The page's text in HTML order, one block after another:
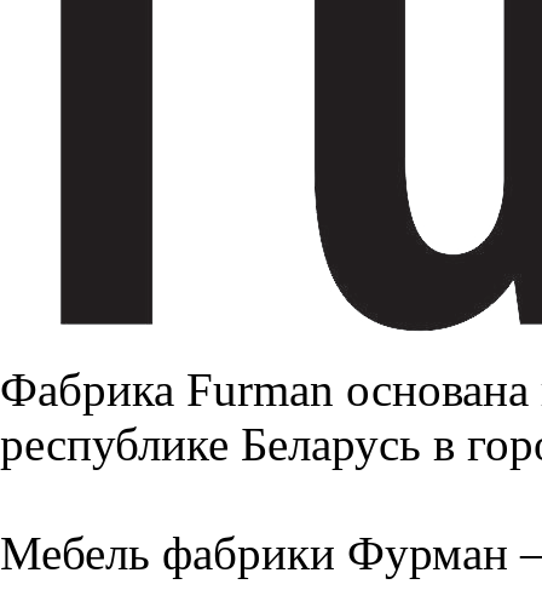
Фабрика Furman
республике Беларусь в
Мебель фабрики Фурман